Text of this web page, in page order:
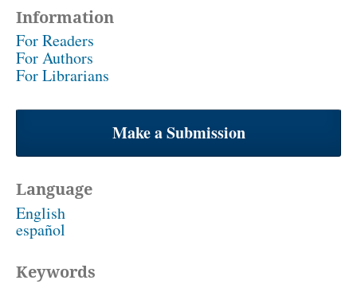
Information
For Readers
For Authors
For Librarians
Make a Submission
Language
English
español
Keywords